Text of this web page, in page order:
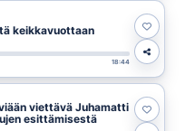
keikkavuottaan
18:44
viettävä Juhamatti
esittämisestä